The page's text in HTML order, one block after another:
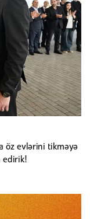
öz evlərini tikməyə
edirik!